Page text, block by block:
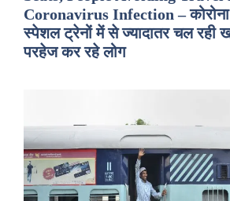
Coronavirus Infection –
स्पेशल ट्रेनों में से ज्यादातर चल रही
परहेज कर रहे लोग